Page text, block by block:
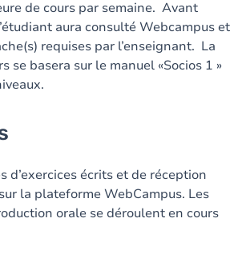
de cours par semaine. Avant
aura consulté Webcampus et
requises par l’enseignant. La
se basera sur le manuel «Socios 1 »
d’exercices écrits et de réception
la plateforme WebCampus. Les
orale se déroulent en cours